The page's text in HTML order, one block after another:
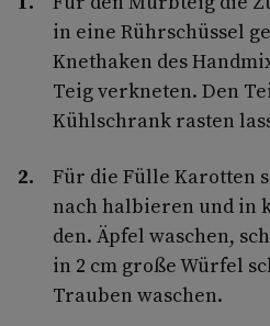
in eine Rührschüssel
Knethaken des
Teig verkneten. Den
Kühlschrank rasten
Für die Fülle Karotten
nach halbieren und in
den. Äpfel waschen,
in 2 cm große Würfel
Trauben waschen.